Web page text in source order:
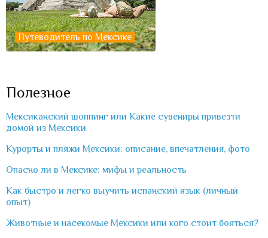
Путеводитель по Мексике
Полезное
Мексиканский шоппинг или Какие сувениры привезти
домой из Мексики
Курорты и пляжи Мексики: описание, впечатления, фото
Опасно ли в Мексике: мифы и реальность
Как быстро и легко выучить испанский язык (личный
опыт)
Животные и насекомые Мексики или кого стоит бояться?